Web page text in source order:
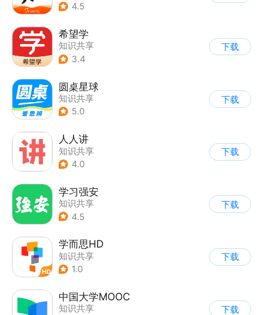
4.5
希望学
知识共享
3.4
下载
圆桌星球
知识共享
5.0
下载
人人讲
知识共享
4.0
下载
学习强安
知识共享
4.5
下载
学而思HD
知识共享
1.0
下载
中国大学MOOC
知识共享
下载